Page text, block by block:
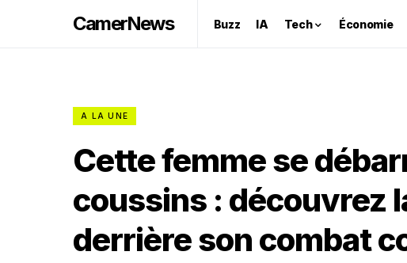
CamerNews Buzz IA Tech Économie
A LA UNE
Cette femme se
coussins : découvrez
derrière son combat